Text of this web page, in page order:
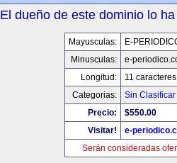
El dueño de este dominio lo
Mayusculas:
E-
Minusculas:
e-
Longitud:
11 caracteres
Categorias:
Sin Clasificar
Precio:
$550.00
Visitar!
e-
Serán consideradas